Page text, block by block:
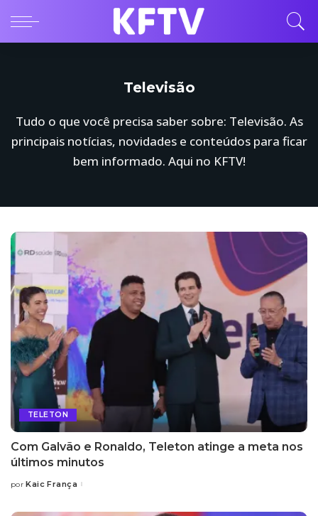
Televisão
Tudo o que você precisa saber sobre: Televisão. As
principais notícias, novidades e conteúdos para ficar
bem informado. Aqui no KFTV!
TELETON
Com Galvão e Ronaldo, Teleton atinge a meta nos
últimos minutos
Posted
por Kaic França